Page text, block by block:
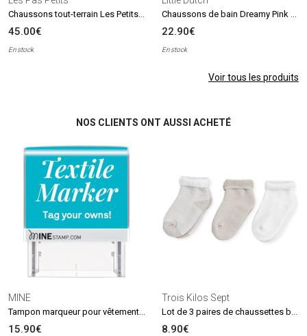
45.00€
En stock
22.90€
En stock
Voir tous les produits
NOS CLIENTS ONT AUSSI ACHETÉ
MINE
15.90€
Trois Kilos Sept
8.90€